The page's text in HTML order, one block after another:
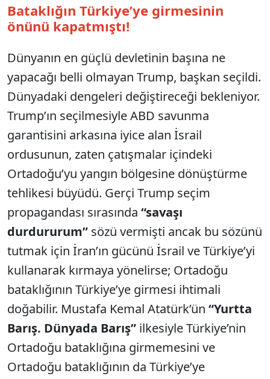
Bataklığın Türkiye’ye girmesinin
önünü kapatmıştı!
Dünyanın en güçlü devletinin başına ne
yapacağı belli olmayan Trump, başkan seçildi.
Dünyadaki dengeleri değiştireceği bekleniyor.
Trump’ın seçilmesiyle ABD savunma
garantisini arkasına iyice alan İsrail
ordusunun, zaten çatışmalar içindeki
Ortadoğu’yu yangın bölgesine dönüştürme
tehlikesi büyüdü. Gerçi Trump seçim
propagandası sırasında “savaşı
durdururum” sözü vermişti ancak bu sözünü
tutmak için İran’ın gücünü İsrail ve Türkiye’yi
kullanarak kırmaya yönelirse; Ortadoğu
bataklığının Türkiye’ye girmesi ihtimali
doğabilir. Mustafa Kemal Atatürk’ün “Yurtta
Barış. Dünyada Barış” ilkesiyle Türkiye’nin
Ortadoğu bataklığına girmemesini ve
Ortadoğu bataklığının da Türkiye’ye